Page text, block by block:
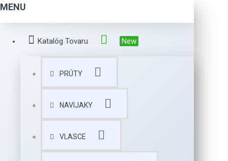
MENU
Katalóg Tovaru New
PRÚTY
NAVIJAKY
VLASCE